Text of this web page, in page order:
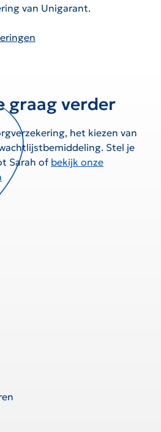
van Unigarant.
graag verder
het kiezen van
Stel je
Sarah of bekijk onze